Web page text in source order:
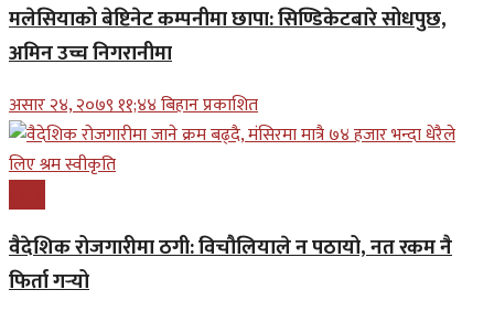
मलेसियाको बेष्टिनेट कम्पनीमा छापा: सिण्डिकेटबारे सोधपुछ,
अमिन उच्च निगरानीमा
असार २४, २०७९ ११;४४ बिहान प्रकाशित
वैदेशिक रोजगारीमा ठगी: विचौलियाले न पठायो, नत रकम नै
फिर्ता गर्‍यो